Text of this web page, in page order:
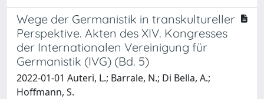
Wege der Germanistik in transkultureller
Perspektive. Akten des XIV. Kongresses
der Internationalen Vereinigung für
Germanistik (IVG) (Bd. 5)
2022-01-01 Auteri, L.; Barrale, N.; Di Bella, A.;
Hoffmann, S.